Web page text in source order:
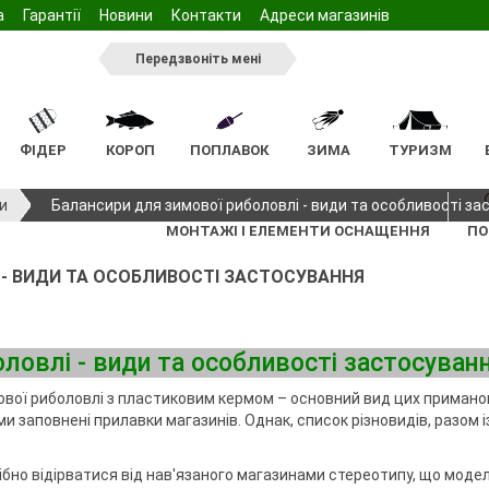
Гарантії Новини Контакти Адреси магазинів
Передзвоніть мені
Ящики та коробочки для
спінінгових снастей
ФІДЕР
та
Відра
Садки для фідерного
Ящики та коробочки для
Підсаки
Голови підсак
Ручки підсаків
Чохли та сумки фідерні
Світляки
КОРОП
для бойлів
Підсаки
Підсаки
Ручки підсаків
коропового лову
Чохли та сумки
Меблі
ПОПЛАВОК
карабіни,
поплавця
ЗИМА
Жерлиці
Ківок
Зимові намети
ТУРИЗМ
Стільчик
Стіл
Мангал
Арома
Насадки
Пінопласт
МОНТАЖІ І ЕЛЕМЕНТИ ОСНАЩЕННЯ
Балансири для зимової риболовлі - види та особливості
ВИДИ ТА ОСОБЛИВОСТІ ЗАСТОСУВАННЯ
- види та особливості
риболовлі з пластиковим кермом – основний вид цих
прилавки магазинів. Однак, список різновидів, разом
відірватися від нав'язаного магазинами стереотипу, що